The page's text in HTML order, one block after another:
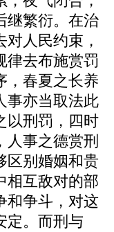
继繁衍。在治
人民约束，
律去布施赏罚
，春夏之长养
事亦当取法此
以刑罚，四时
人事之德赏刑
区别婚姻和贵
相互敌对的部
和争斗，对这
定。而刑与